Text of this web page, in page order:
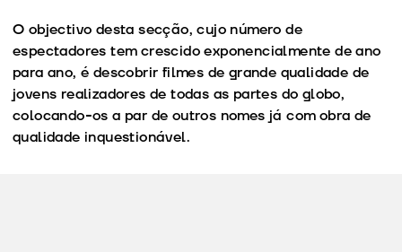
O objectivo desta secção, cujo número de
espectadores tem crescido exponencialmente de ano
para ano, é descobrir filmes de grande qualidade de
jovens realizadores de todas as partes do globo,
colocando-os a par de outros nomes já com obra de
qualidade inquestionável.